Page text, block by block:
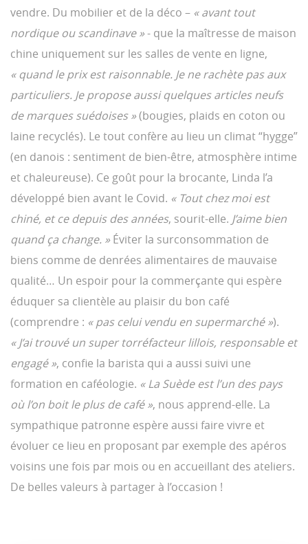
vendre. Du mobilier et de la déco – « avant tout
nordique ou scandinave »- que la maîtresse de maison
chine uniquement sur les salles de vente en ligne,
« quand le prix est raisonnable. Je ne rachète pas aux
particuliers. Je propose aussi quelques articles neufs
de marques suédoises »(bougies, plaids en coton ou
laine recyclés). Le tout confère au lieu un climat “hygge”
(en danois : sentiment de bien-être, atmosphère intime
et chaleureuse). Ce goût pour la brocante, Linda l’a
développé bien avant le Covid. « Tout chez moi est
chiné, et ce depuis des années, sourit-elle. J’aime bien
quand ça change. »Éviter la surconsommation de
biens comme de denrées alimentaires de mauvaise
qualité… Un espoir pour la commerçante qui espère
éduquer sa clientèle au plaisir du bon café
(comprendre : « pas celui vendu en supermarché »).
« J’ai trouvé un super torréfacteur lillois, responsable et
engagé », confie la barista qui a aussi suivi une
formation en caféologie. « La Suède est l’un des pays
où l’on boit le plus de café », nous apprend-elle. La
sympathique patronne espère aussi faire vivre et
évoluer ce lieu en proposant par exemple des apéros
voisins une fois par mois ou en accueillant des ateliers.
De belles valeurs à partager à l’occasion !